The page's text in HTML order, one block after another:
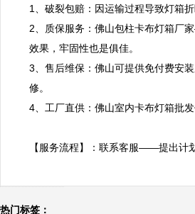
1、破裂包赔：因运输过程导致灯箱
2、质保服务：佛山包柱卡布灯箱厂
效果，牢固性也是俱佳。
3、售后维保：佛山可提供免付费安
修。
4、工厂直供：佛山室内卡布灯箱批
【服务流程】：联系客服——提出
热门标签：